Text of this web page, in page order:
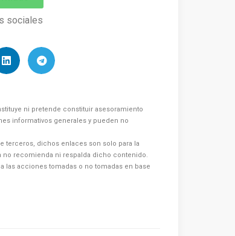
sociales
ni pretende constituir asesoramiento
informativos generales y pueden no
terceros, dichos enlaces son solo para la
no recomienda ni respalda dicho contenido.
las acciones tomadas o no tomadas en base